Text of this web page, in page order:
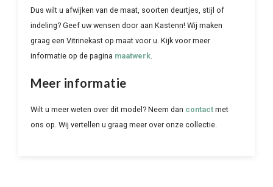
Dus wilt u afwijken van de maat, soorten deurtjes, stijl of
indeling? Geef uw wensen door aan Kastenn! Wij maken
graag een Vitrinekast op maat voor u. Kijk voor meer
informatie op de pagina maatwerk
Meer informatie
Wilt u meer weten over dit model? Neem dan contact met
ons op. Wij vertellen u graag meer over onze collectie.